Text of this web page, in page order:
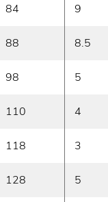
84 9
88 8.5
98 5
110 4
118 3
128 5